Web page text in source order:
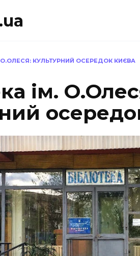
О.ОЛЕСЯ: КУЛЬТУРНИЙ ОСЕРЕДОК КИЄВА
ім.